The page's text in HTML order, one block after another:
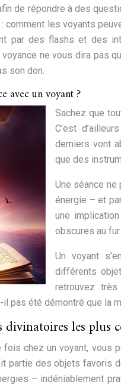
de répondre à des
: comment les voyants
par des flashs et des
ne vous dira pas
son don.
avec un voyant ?
Sachez que
C’est
derniers vont
que des
Une séance ne
énergie – et
une
obscures au
Un voyant
différents
retrouvez
il pas été démontré que
les plus
chez un voyant, vous
partie des objets favoris
– indéniablement